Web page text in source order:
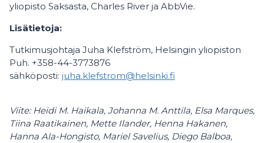
yliopisto Saksasta, Charles River ja AbbVie.
Lisätietoja:
Tutkimusjohtaja Juha Klefström, Helsingin yliopiston
Puh. +358-44-3773876
sähköposti: juha.klefstrom@helsinki.fi
Viite: Heidi M. Haikala, Johanna M. Anttila, Elsa Marques,
Tiina Raatikainen, Mette Ilander, Henna Hakanen,
Hanna Ala-Hongisto, Mariel Savelius, Diego Balboa,